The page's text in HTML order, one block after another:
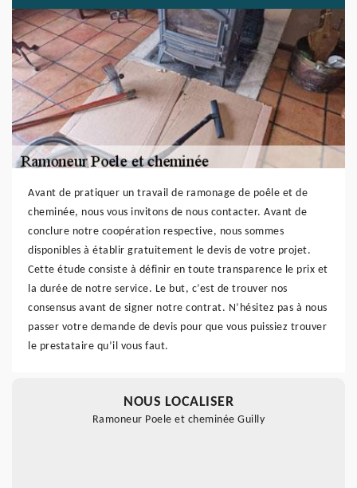
Avant de pratiquer un travail de ramonage de poêle et de
cheminée, nous vous invitons de nous contacter. Avant de
conclure notre coopération respective, nous sommes
disponibles à établir gratuitement le devis de votre projet.
Cette étude consiste à définir en toute transparence le prix et
la durée de notre service. Le but, c’est de trouver nos
consensus avant de signer notre contrat. N’hésitez pas à nous
passer votre demande de devis pour que vous puissiez trouver
le prestataire qu’il vous faut.
NOUS LOCALISER
Ramoneur Poele et cheminée Guilly